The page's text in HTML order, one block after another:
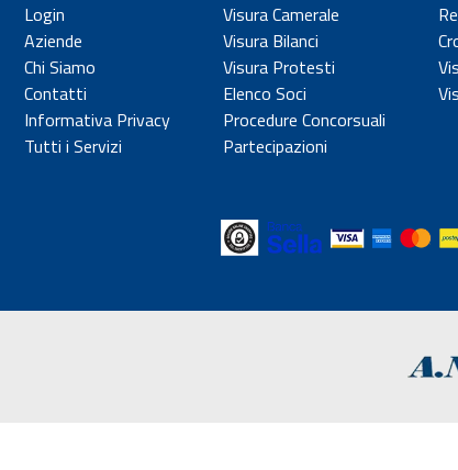
Login
Aziende
Chi Siamo
Contatti
Informativa Privacy
Tutti i Servizi
Visura Camerale
Visura Bilanci
Visura Protesti
Elenco Soci
Procedure Concorsuali
Partecipazioni